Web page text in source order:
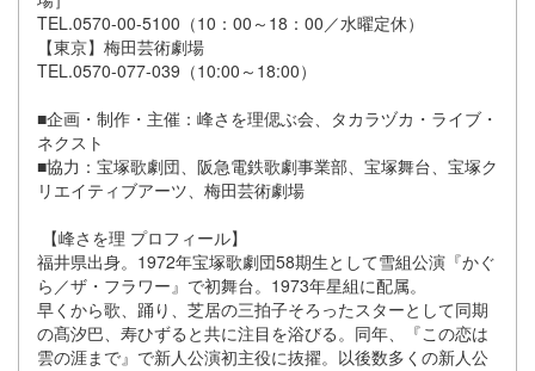
TEL.0570-00-5100（10：00～18：00／水曜定休）
【東京】梅田芸術劇場
TEL.0570-077-039（10:00～18:00）
■企画・制作・主催：峰さを理偲ぶ会、タカラヅカ・ライブ・
ネクスト
■協力：宝塚歌劇団、阪急電鉄歌劇事業部、宝塚舞台、宝塚ク
リエイティブアーツ、梅田芸術劇場
【峰さを理 プロフィール】
福井県出身。1972年宝塚歌劇団58期生として雪組公演『かぐ
ら／ザ・フラワー』で初舞台。1973年星組に配属。
早くから歌、踊り、芝居の三拍子そろったスターとして同期
の髙汐巴、寿ひずると共に注目を浴びる。同年、『この恋は
雲の涯まで』で新人公演初主役に抜擢。以後数多くの新人公